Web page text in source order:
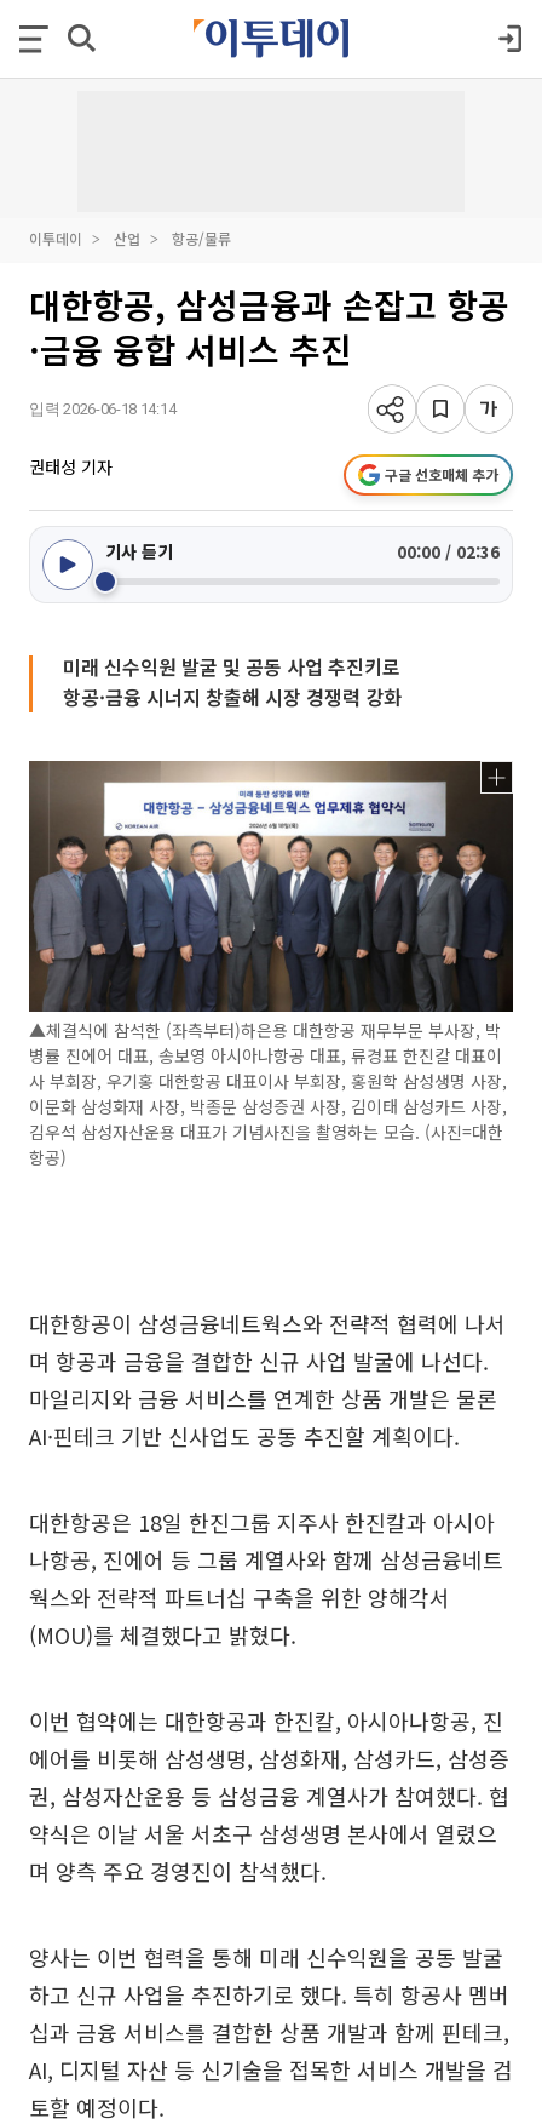
이투데이 산업 항공/물류
대한항공, 삼성금융과 손잡고 항공
·금융 융합 서비스 추진
입력 2026-06-18 14:14
권태성 기자 구글 선호매체 추가
기사 듣기 00:00 / 02:36
미래 신수익원 발굴 및 공동 사업 추진키로
항공·금융 시너지 창출해 시장 경쟁력 강화
▲체결식에 참석한 (좌측부터)하은용 대한항공 재무부문 부사장, 박
병률 진에어 대표, 송보영 아시아나항공 대표, 류경표 한진칼 대표이
사 부회장, 우기홍 대한항공 대표이사 부회장, 홍원학 삼성생명 사장,
이문화 삼성화재 사장, 박종문 삼성증권 사장, 김이태 삼성카드 사장,
김우석 삼성자산운용 대표가 기념사진을 촬영하는 모습. (사진=대한
항공)
대한항공이 삼성금융네트웍스와 전략적 협력에 나서
며 항공과 금융을 결합한 신규 사업 발굴에 나선다.
마일리지와 금융 서비스를 연계한 상품 개발은 물론
AI·핀테크 기반 신사업도 공동 추진할 계획이다.
대한항공은 18일 한진그룹 지주사 한진칼과 아시아
나항공, 진에어 등 그룹 계열사와 함께 삼성금융네트
웍스와 전략적 파트너십 구축을 위한 양해각서
(MOU)를 체결했다고 밝혔다.
이번 협약에는 대한항공과 한진칼, 아시아나항공, 진
에어를 비롯해 삼성생명, 삼성화재, 삼성카드, 삼성증
권, 삼성자산운용 등 삼성금융 계열사가 참여했다. 협
약식은 이날 서울 서초구 삼성생명 본사에서 열렸으
며 양측 주요 경영진이 참석했다.
양사는 이번 협력을 통해 미래 신수익원을 공동 발굴
하고 신규 사업을 추진하기로 했다. 특히 항공사 멤버
십과 금융 서비스를 결합한 상품 개발과 함께 핀테크,
AI, 디지털 자산 등 신기술을 접목한 서비스 개발을 검
토할 예정이다.